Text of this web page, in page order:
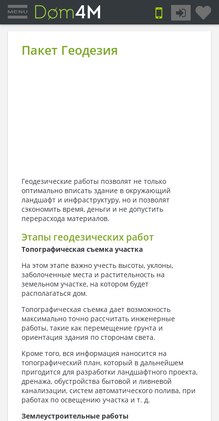
Пакет Геодезия
Геодезические работы позволят не только
оптимально вписать здание в окружающий
ландшафт и инфраструктуру, но и позволят
сэкономить время, деньги и не допустить
перерасхода материалов.
Этапы геодезических работ
Топографическая съемка участка
На этом этапе важно учесть высоты, уклоны,
заболоченные места и растительность на
земельном участке, на котором будет
располагаться дом.
Топографическая съемка дает возможность
максимально точно рассчитать инженерные
работы, такие как перемещение грунта и
ориентация здания по сторонам света.
Кроме того, вся информация наносится на
топографический план, который в дальнейшем
пригодится для разработки ландшафтного проекта,
дренажа, обустройства бытовой и ливневой
канализации, систем автоматического полива, при
работах по освещению участка и т. д.
Землеустроительные работы